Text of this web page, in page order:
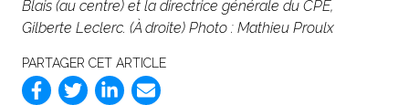
Blais (au centre) et la directrice générale du CPE,
Gilberte Leclerc. (À droite) Photo : Mathieu Proulx
PARTAGER CET ARTICLE